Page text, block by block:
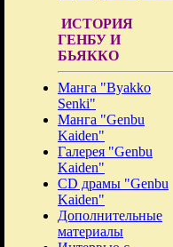
ИСТОРИЯ
ГЕНБУ И
БЬЯККО
Манга "Byakko
Senki"
Манга "Genbu
Kaiden"
Галерея "Genbu
Kaiden"
CD драмы "Genbu
Kaiden"
Дополнительные
материалы